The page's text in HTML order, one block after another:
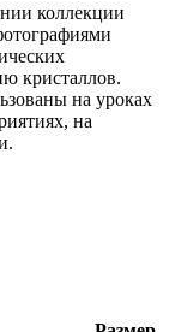
коллекции
кристаллов.
на уроках
на